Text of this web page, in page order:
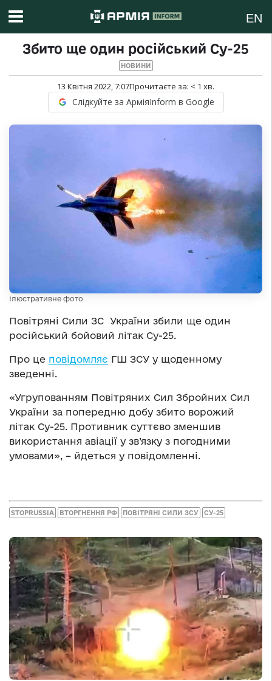
EN
Збито ще один російський Су-25
НОВИНИ
13 Квітня 2022, 7:07Прочитаєте за: < 1 хв.
Слідкуйте за АрміяInform в Google
Ілюстративне фото
Повітряні Сили ЗС України збили ще один
російський бойовий літак Су-25.
Про це повідомляє ГШ ЗСУ у щоденному
зведенні.
«Угрупованням Повітряних Сил Збройних Сил
України за попередню добу збито ворожий
літак Су-25. Противник суттєво зменшив
використання авіації у зв’язку з погодними
умовами», – йдеться у повідомленні.
STOPRUSSIA ВТОРГНЕННЯ РФ ПОВІТРЯНІ СИЛИ ЗСУ СУ-25